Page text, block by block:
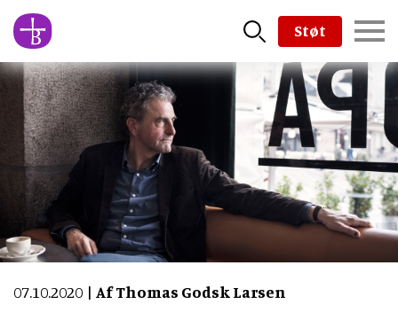
Skip
to
main
content
Støt
07.10.2020 Af Thomas Godsk Larsen